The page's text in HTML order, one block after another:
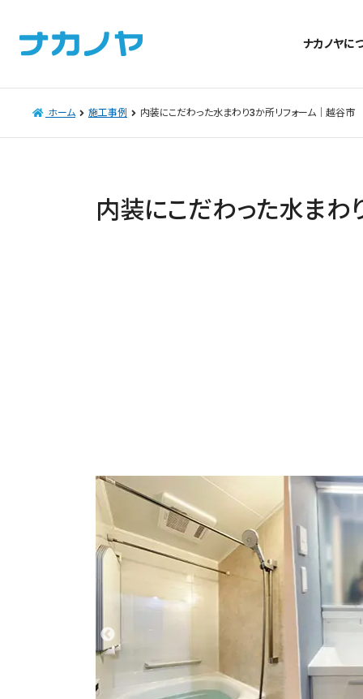
ナカノヤに
ホーム 施工事例 内装にこだわった水まわり3か所リフォーム｜越谷市
内装にこだわった水まわ